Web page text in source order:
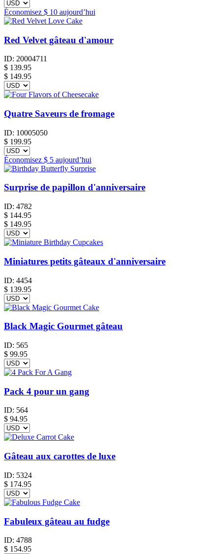
Économisez $ 10 aujourd’hui
Red Velvet gâteau d'amour
ID: 20004711
$ 139.95
$ 149.95
Quatre Saveurs de fromage
ID: 10005050
$ 199.95
Économisez $ 5 aujourd’hui
Surprise de papillon d'anniversaire
ID: 4782
$ 144.95
$ 149.95
Miniatures petits gâteaux d'anniversaire
ID: 4454
$ 139.95
Black Magic Gourmet gâteau
ID: 565
$ 99.95
Pack 4 pour un gang
ID: 564
$ 94.95
Gâteau aux carottes de luxe
ID: 5324
$ 174.95
Fabuleux gâteau au fudge
ID: 4788
$ 154.95